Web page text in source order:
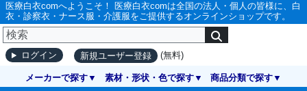
医療白衣comへようこそ！ 医療白衣comは全国の法人・個人の皆様に、白
衣・診察衣・ナース服・介護服をご提供するオンラインショップです。
ログイン 新規ユーザー登録 (無料)
メーカーで探す 素材・形状・色で探す 商品分類で探す